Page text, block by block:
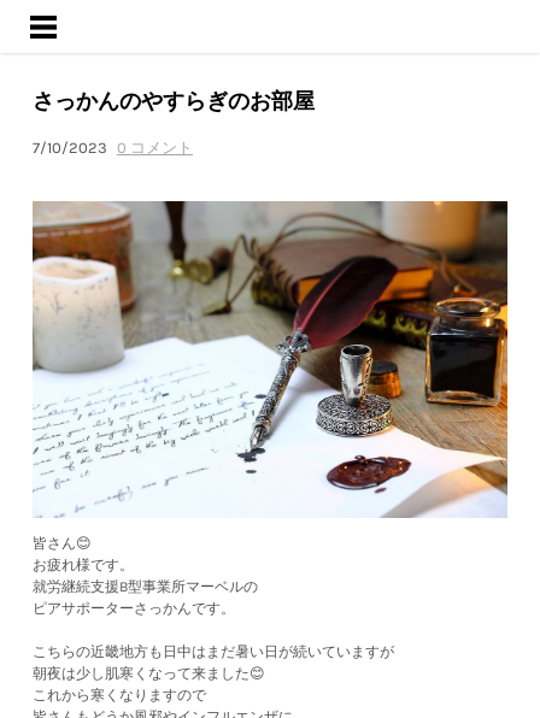
ようこそ
活動内容
ブログ
さっかんのやすらぎのお部屋
7/10/2023 0 コメント
皆さん😊
お疲れ様です。
就労継続支援B型事業所マーベルの
ピアサポーターさっかんです。
こちらの近畿地方も日中はまだ暑い日が続いていますが
朝夜は少し肌寒くなって来ました😊
これから寒くなりますので